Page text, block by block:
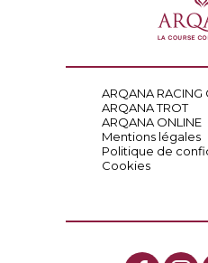
ARQANA RACING
ARQANA TROT
ARQANA ONLINE
Mentions légales
Politique de
Cookies